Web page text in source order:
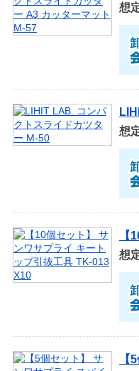
想
想
【
想
【